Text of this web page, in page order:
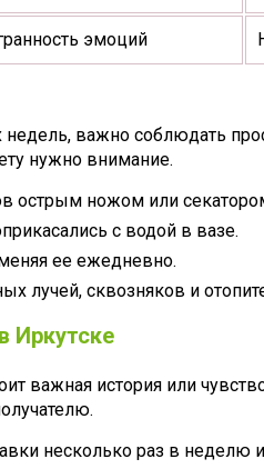
эмоций
недель, важно соблюдать
нужно внимание.
острым ножом или
с водой в вазе.
ее ежедневно.
лучей, сквозняков и
Иркутске
важная история или
несколько раз в неделю